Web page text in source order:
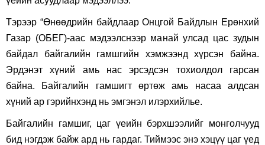
Тэрээр “Өнөөдрийн байдлаар Онцгой Байдлын Ерөнхий
Газар (ОБЕГ)-аас мэдээлснээр манай улсад цас зудын
байдал байгалийн гамшгийн хэмжээнд хүрсэн байна.
Эрдэнэт хүний амь нас эрсэдсэн тохиолдол гарсан
байна. Байгалийн гамшигт өртөж амь насаа алдсан
хүний ар гэрийнхэнд нь эмгэнэл илэрхийлье.
Байгалийн гамшиг, цаг үеийн бэрхшээлийг монголчууд
бид нэгдэж байж ард нь гардаг. Тиймээс энэ хэцүү цаг үед